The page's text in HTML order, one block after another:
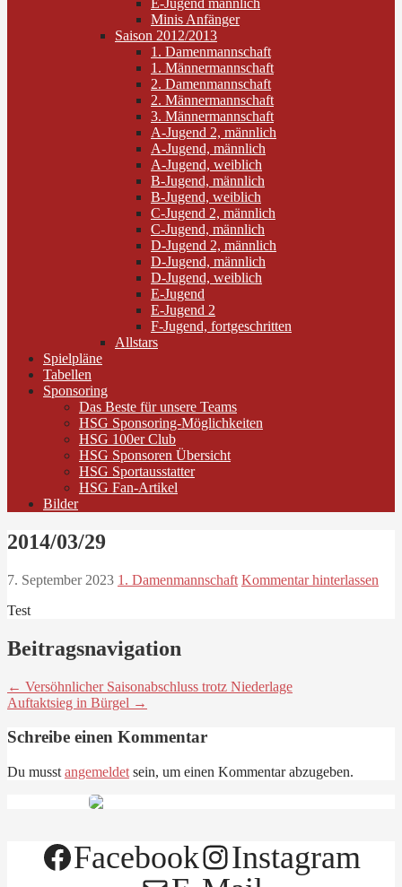
E-Jugend männlich
Minis Anfänger
Saison 2012/2013
1. Damenmannschaft
1. Männermannschaft
2. Damenmannschaft
2. Männermannschaft
3. Männermannschaft
A-Jugend 2, männlich
A-Jugend, männlich
A-Jugend, weiblich
B-Jugend, männlich
B-Jugend, weiblich
C-Jugend 2, männlich
C-Jugend, männlich
D-Jugend 2, männlich
D-Jugend, männlich
D-Jugend, weiblich
E-Jugend
E-Jugend 2
F-Jugend, fortgeschritten
Allstars
Spielpläne
Tabellen
Sponsoring
Das Beste für unsere Teams
HSG Sponsoring-Möglichkeiten
HSG 100er Club
HSG Sponsoren Übersicht
HSG Sportausstatter
HSG Fan-Artikel
Bilder
2014/03/29
7. September 2023 1. Damenmannschaft Kommentar hinterlassen
Test
Beitragsnavigation
← Versöhnlicher Saisonabschluss trotz Niederlage
Auftaktsieg in Bürgel →
Schreibe einen Kommentar
Du musst angemeldet sein, um einen Kommentar abzugeben.
Facebook
Instagram